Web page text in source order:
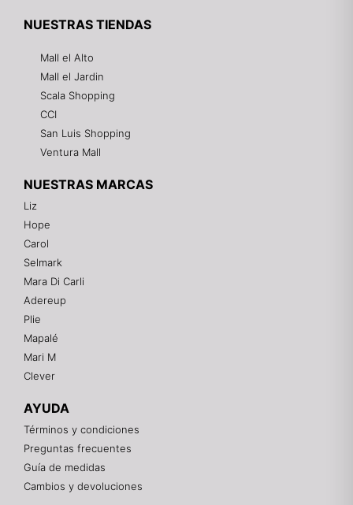
NUESTRAS TIENDAS
Mall el Alto
Mall el Jardin
Scala Shopping
CCI
San Luis Shopping
Ventura Mall
NUESTRAS MARCAS
Liz
Hope
Carol
Selmark
Mara Di Carli
Adereup
Plie
Mapalé
Mari M
Clever
AYUDA
Términos y condiciones
Preguntas frecuentes
Guía de medidas
Cambios y devoluciones
¡Hola! 👋
Gracias por visitarnos. Te asesoramos
personalmente con tu compra: tallas, envíos y
pagos.
Recuerda: 10% de descuento en tu primera compra
Contáctanos por el canal que prefieras 💕
WhatsApp